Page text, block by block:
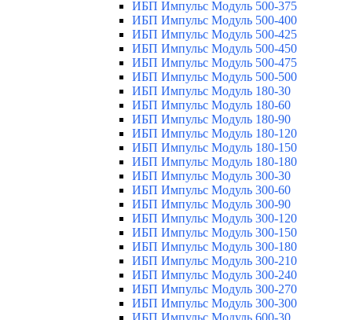
ИБП Импульс Модуль 500-375
ИБП Импульс Модуль 500-400
ИБП Импульс Модуль 500-425
ИБП Импульс Модуль 500-450
ИБП Импульс Модуль 500-475
ИБП Импульс Модуль 500-500
ИБП Импульс Модуль 180-30
ИБП Импульс Модуль 180-60
ИБП Импульс Модуль 180-90
ИБП Импульс Модуль 180-120
ИБП Импульс Модуль 180-150
ИБП Импульс Модуль 180-180
ИБП Импульс Модуль 300-30
ИБП Импульс Модуль 300-60
ИБП Импульс Модуль 300-90
ИБП Импульс Модуль 300-120
ИБП Импульс Модуль 300-150
ИБП Импульс Модуль 300-180
ИБП Импульс Модуль 300-210
ИБП Импульс Модуль 300-240
ИБП Импульс Модуль 300-270
ИБП Импульс Модуль 300-300